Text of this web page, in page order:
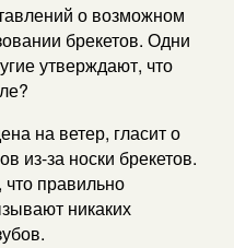
о возможном
брекетов. Одни
утверждают, что
на ветер, гласит о
из-за носки брекетов.
правильно
никаких